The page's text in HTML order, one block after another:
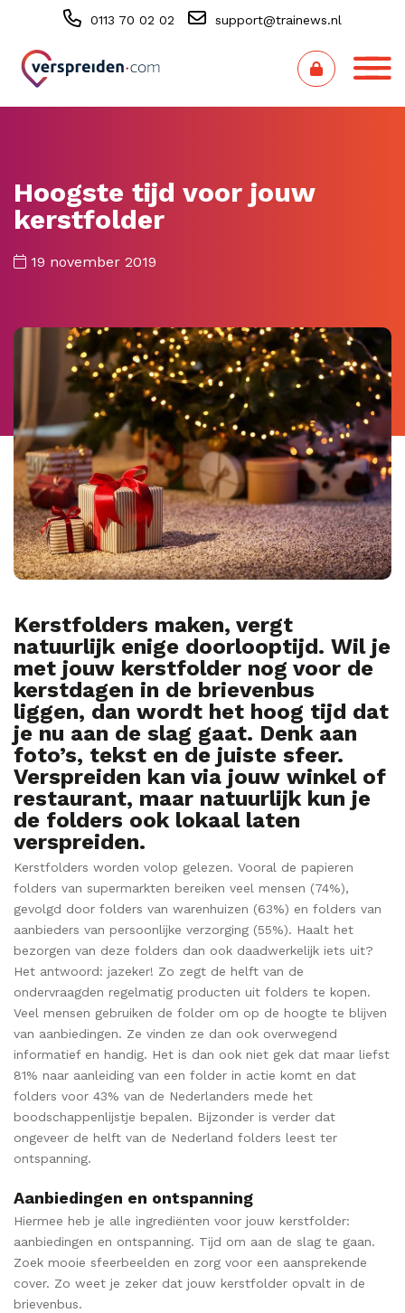
0113 70 02 02 support@trainews.nl
Hoogste tijd voor jouw
kerstfolder
19 november 2019
Kerstfolders maken, vergt
natuurlijk enige doorlooptijd. Wil je
met jouw kerstfolder nog voor de
kerstdagen in de brievenbus
liggen, dan wordt het hoog tijd dat
je nu aan de slag gaat. Denk aan
foto’s, tekst en de juiste sfeer.
Verspreiden kan via jouw winkel of
restaurant, maar natuurlijk kun je
de folders ook lokaal laten
verspreiden.
Kerstfolders worden volop gelezen. Vooral de papieren
folders van supermarkten bereiken veel mensen (74%),
gevolgd door folders van warenhuizen (63%) en folders van
aanbieders van persoonlijke verzorging (55%). Haalt het
bezorgen van deze folders dan ook daadwerkelijk iets uit?
Het antwoord: jazeker! Zo zegt de helft van de
ondervraagden regelmatig producten uit folders te kopen.
Veel mensen gebruiken de folder om op de hoogte te blijven
van aanbiedingen. Ze vinden ze dan ook overwegend
informatief en handig. Het is dan ook niet gek dat maar liefst
81% naar aanleiding van een folder in actie komt en dat
folders voor 43% van de Nederlanders mede het
boodschappenlijstje bepalen. Bijzonder is verder dat
ongeveer de helft van de Nederland folders leest ter
ontspanning.
Aanbiedingen en ontspanning
Hiermee heb je alle ingrediënten voor jouw kerstfolder:
aanbiedingen en ontspanning. Tijd om aan de slag te gaan.
Zoek mooie sfeerbeelden en zorg voor een aansprekende
cover. Zo weet je zeker dat jouw kerstfolder opvalt in de
brievenbus.